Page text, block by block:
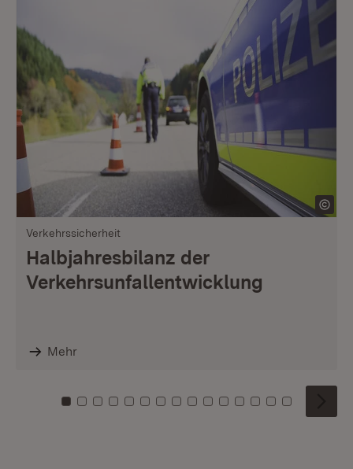
Verkehrssicherheit
Halbjahresbilanz der
Verkehrsunfallentwicklung
Mehr
Zu Kachel: 0
Zu Kachel: 1
Zu Kachel: 2
Zu Kachel: 3
Zu Kachel: 4
Zu Kachel: 5
Zu Kachel: 6
Zu Kachel: 7
Zu Kachel: 8
Zu Kachel: 9
Zu Kachel: 10
Zu Kachel: 11
Zu Kachel: 12
Zu Kachel:
Zu